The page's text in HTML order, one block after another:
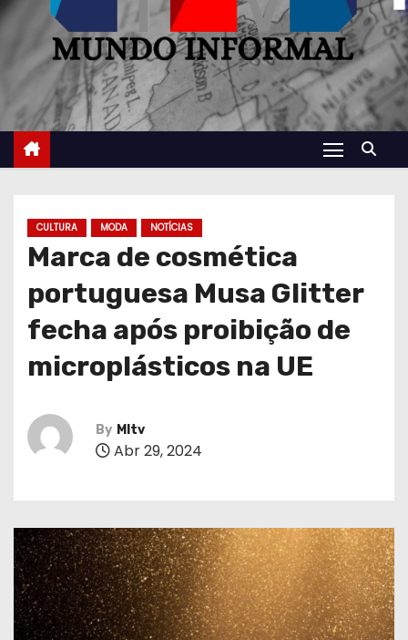
CULTURA MODA NOTÍCIAS
Marca de cosmética
portuguesa Musa Glitter
fecha após proibição de
microplásticos na UE
By MItv
Abr 29, 2024